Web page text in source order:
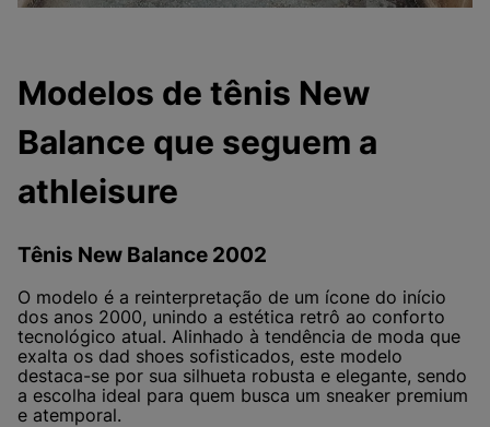
Modelos de tênis New
Balance que seguem a
athleisure
Tênis New Balance 2002
O modelo é a reinterpretação de um ícone do início
dos anos 2000, unindo a estética retrô ao conforto
tecnológico atual. Alinhado à tendência de moda que
exalta os dad shoes sofisticados, este modelo
destaca-se por sua silhueta robusta e elegante, sendo
a escolha ideal para quem busca um sneaker premium
e atemporal.